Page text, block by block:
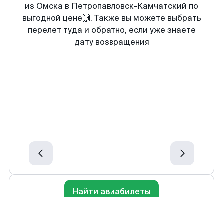
из Омска в Петропавловск-Камчатский по
выгодной цене🙌. Также вы можете выбрать
перелет туда и обратно, если уже знаете
дату возвращения
Найти авиабилеты